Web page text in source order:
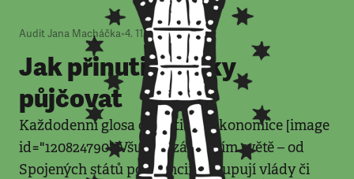
Audit Jana Macháčka•4. 11. 2008•4minuty
Jak přinutit banky
půjčovat
Každodenní glosa o politice a ekonomice [image
id="120824790"]Všude v západním světě – od
Spojených států po Francii - vstupují vlády či